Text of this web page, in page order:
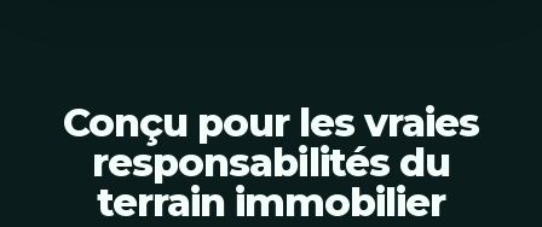
Conçu pour les vraies
responsabilités du
terrain immobilier